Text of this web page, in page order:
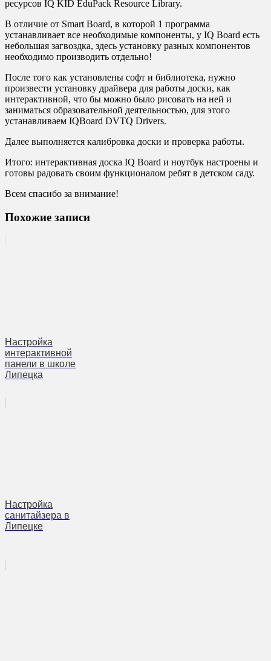
ресурсов IQ KID EduPack Resource Library.
В отличие от Smart Board, в которой 1 программа
устанавливает все необходимые компоненты, у IQ Board есть
небольшая загвоздка, здесь установку разных компонентов
необходимо производить отдельно!
После того как установлены софт и библиотека, нужно
произвести установку драйвера для работы доски, как
интерактивной, что бы можно было рисовать на ней и
заниматься образовательной деятельностью, для этого
устанавливаем IQBoard DVTQ Drivers.
Далее выполняется калибровка доски и проверка работы.
Итого: интерактивная доска IQ Board и ноутбук настроены и
готовы радовать своим функционалом ребят в детском саду.
Всем спасибо за внимание!
Похожие записи
Настройка
интерактивной
панели в школе
Липецка
Настройка
санитайзера в
Липецке